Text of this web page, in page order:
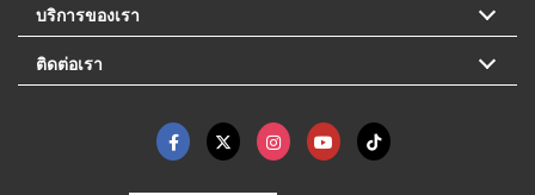
บริการของเรา
ติดต่อเรา